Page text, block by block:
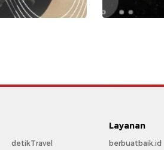
detikTravel
Layanan
berbuatbaik.id